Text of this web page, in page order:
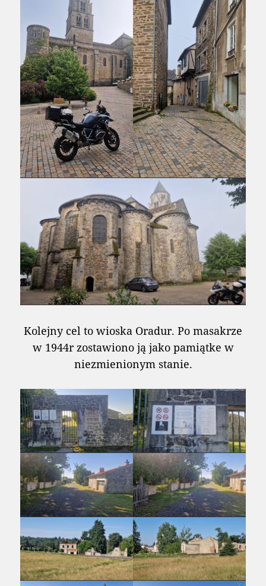
Kolejny cel to wioska Oradur. Po masakrze
w 1944r zostawiono ją jako pamiątke w
niezmienionym stanie.